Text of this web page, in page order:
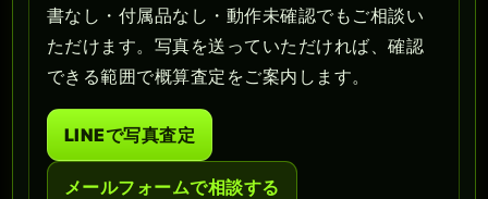
書なし・付属品なし・動作未確認でもご相談い
ただけます。写真を送っていただければ、確認
できる範囲で概算査定をご案内します。
LINEで写真査定
メールフォームで相談する